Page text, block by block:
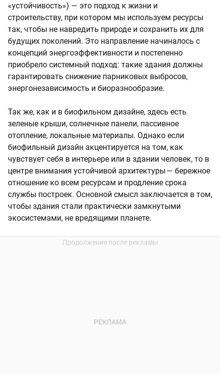
«устойчивость») — это подход к жизни и
строительству, при котором мы используем ресурсы
так, чтобы не навредить природе и сохранить их для
будущих поколений. Это направление начиналось с
концепций энергоэффективности и постепенно
приобрело системный подход: такие здания должны
гарантировать снижение парниковых выбросов,
энергонезависимость и биоразнообразие.
Так же, как и в биофильном дизайне, здесь есть
зеленые крыши, солнечные панели, пассивное
отопление, локальные материалы. Однако если
биофильный дизайн акцентируется на том, как
чувствует себя в интерьере или в здании человек, то в
центре внимания устойчивой архитектуры — бережное
отношение ко всем ресурсам и продление срока
службы построек. Основной смысл заключается в том,
чтобы здания стали практически замкнутыми
экосистемами, не вредящими планете.